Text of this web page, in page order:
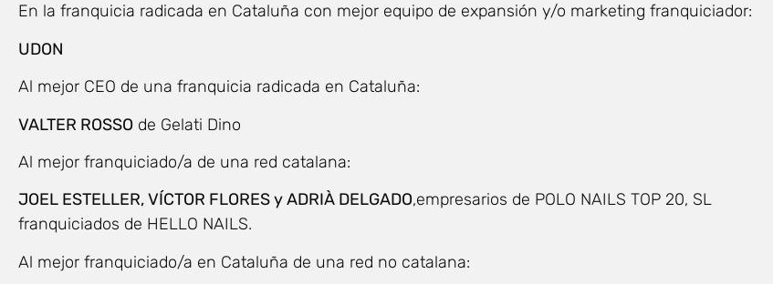
En la franquicia radicada en Cataluña con mejor equipo de expansión y/o marketing franquiciador:
UDON
Al mejor CEO de una franquicia radicada en Cataluña:
VALTER ROSSO de Gelati Dino
Al mejor franquiciado/a de una red catalana:
JOEL ESTELLER, VÍCTOR FLORES y ADRIÀ DELGADO,empresarios de POLO NAILS TOP 20, SL
franquiciados de HELLO NAILS.
Al mejor franquiciado/a en Cataluña de una red no catalana: